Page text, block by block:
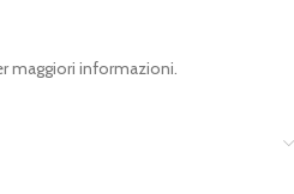
maggiori informazioni.